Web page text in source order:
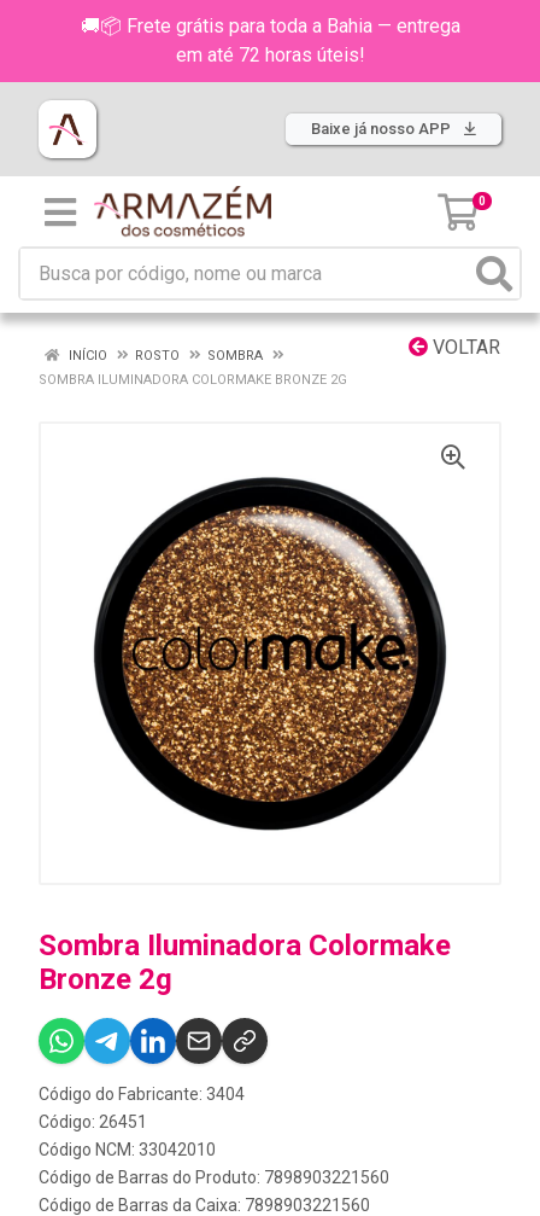
🚚📦 Frete grátis para toda a Bahia — entrega
em até 72 horas úteis!
Baixe já nosso APP
0
VOLTAR
INÍCIO ROSTO
SOMBRA
SOMBRA ILUMINADORA COLORMAKE BRONZE 2G
Sombra Iluminadora Colormake
Bronze 2g
Código do Fabricante: 3404
Código: 26451
Código NCM: 33042010
Código de Barras do Produto: 7898903221560
Código de Barras da Caixa: 7898903221560